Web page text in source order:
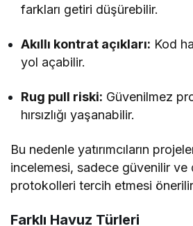
farkları getiri düşürebilir.
Akıllı kontrat açıkları: Kod
yol açabilir.
Rug pull riski: Güvenilmez
hırsızlığı yaşanabilir.
Bu nedenle yatırımcıların
incelemesi, sadece güvenilir ve
protokolleri tercih etmesi
Farklı Havuz Türleri